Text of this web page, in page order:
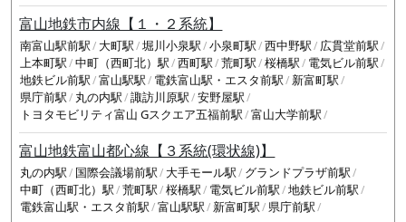
富山地鉄市内線【１・２系統】
南富山駅前駅 大町駅 堀川小泉駅 小泉町駅 西中野駅
広貫堂前駅
上本町駅 中町（西町北）駅 西町駅 荒町駅 桜橋駅
電気ビル前駅
地鉄ビル前駅 富山駅駅 電鉄富山駅・エスタ前駅
新富町駅
県庁前駅
丸の内駅 諏訪川原駅 安野屋駅
トヨタモビリティ富山 Gスクエア五福前駅 富山大学前駅
富山地鉄富山都心線【３系統(環状線)】
丸の内駅 国際会議場前駅 大手モール駅
グランドプラザ前駅
中町（西町北）駅 荒町駅 桜橋駅 電気ビル前駅 地鉄ビル前駅
電鉄富山駅・エスタ前駅 富山駅駅 新富町駅 県庁前駅